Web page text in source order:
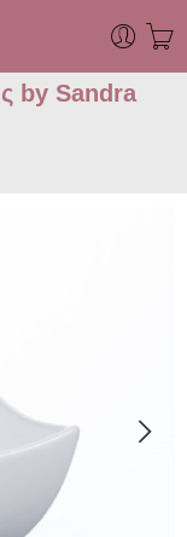
by Sandra